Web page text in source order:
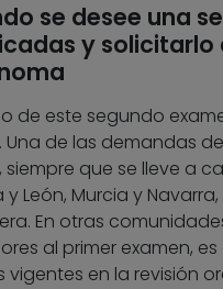
se desee una
y
de este segundo
Una de las demandas
siempre que se lleve a
y León, Murcia y
En otras
al primer examen,
vigentes en la revisión